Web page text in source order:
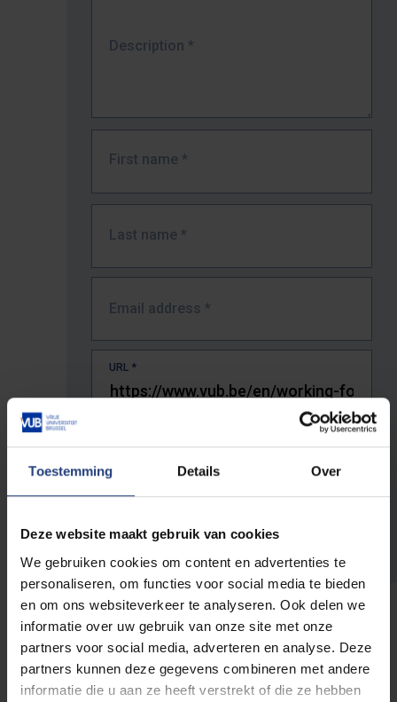
Toestemming Details Over
Deze website maakt gebruik van cookies
We gebruiken cookies om content en advertenties te
personaliseren, om functies voor social media te bieden
en om ons websiteverkeer te analyseren. Ook delen we
informatie over uw gebruik van onze site met onze
partners voor social media, adverteren en analyse. Deze
partners kunnen deze gegevens combineren met andere
informatie die u aan ze heeft verstrekt of die ze hebben
Description *
First name *
Last name *
Email address *
URL *
The full URL of the page where you encountered the error.